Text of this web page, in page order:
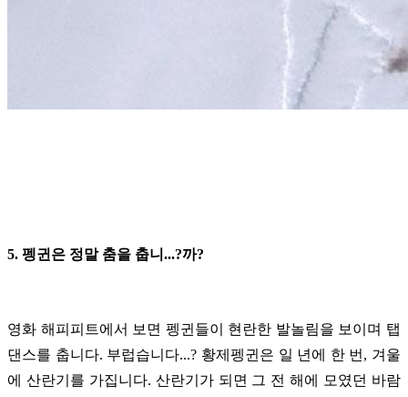
5. 펭귄은 정말 춤을 춥니...?까?
영화 해피피트에서 보면 펭귄들이 현란한 발놀림을 보이며 탭
댄스를 춥니다. 부럽습니다...? 황제펭귄은 일 년에 한 번, 겨울
에 산란기를 가집니다. 산란기가 되면 그 전 해에 모였던 바람